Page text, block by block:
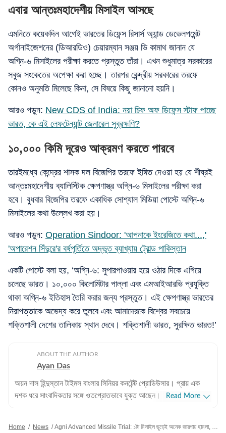
এবার আন্তঃমহাদেশীয় মিসাইল আসছে
এমনিতে কয়েকদিন আগেই ভারতের ডিফেন্স রিসার্স অ্যান্ড ডেভেলপমেন্ট
অর্গানাইজেশনের (ডিআরডিও) চেয়ারম্যান সঞ্জয় ভি কামাথ জানান যে
অগ্নি-৬ মিসাইলের পরীক্ষা করতে প্রস্তুত তাঁরা। এখন শুধুমাত্র সরকারের
সবুজ সংকেতের অপেক্ষা করা হচ্ছে। তারপর কেন্দ্রীয় সরকারের তরফে
কোনও অনুমতি মিলেছে কিনা, সে বিষয়ে কিছু জানানো হয়নি।
আরও পড়ুন: New CDS of India: নয়া চিফ অফ ডিফেন্স স্টাফ পাচ্ছে
ভারত, কে এই লেফটেন্যান্ট জেনারেল সুব্রহ্মণি?
১০,০০০ কিমি দূরেও আক্রমণ করতে পারবে
তারইমধ্যে কেন্দ্রের শাসক দল বিজেপির তরফে ইঙ্গিত দেওয়া হয় যে শীঘ্রই
আন্তঃমহাদেশীয় ব্যালিস্টিক ক্ষেপণাস্ত্র অগ্নি-৬ মিসাইলের পরীক্ষা করা
হবে। বুধবার বিজেপির তরফে একাধিক সোশ্যাল মিডিয়া পোস্টে অগ্নি-৬
মিসাইলের কথা উল্লেখ করা হয়।
আরও পড়ুন: Operation Sindoor: 'আপনাকে ইংরেজিতে কথা...,'
'অপারেশন সিঁদুরে'র বর্ষপূর্তিতে অদ্ভুত ব্যাখ্যায় ট্রোল্ড পাকিস্তান
একটি পোস্টে বলা হয়, ‘অগ্নি-৬: সুপারপাওয়ার হয়ে ওঠার দিকে এগিয়ে
চলেছে ভারত। ১০,০০০ কিলোমিটার পাল্লা এবং এমআইআরভি প্রযুক্তি
থাকা অগ্নি-৬ ইতিহাস তৈরি করার জন্য প্রস্তুত। এই ক্ষেপণাস্ত্র ভারতের
নিরাপত্তাকে অভেদ্য করে তুলবে এবং আমাদেরকে বিশ্বের সবচেয়ে
শক্তিশালী দেশের তালিকায় স্থান দেবে। শক্তিশালী ভারত, সুরক্ষিত ভারত!’
ABOUT THE AUTHOR
Ayan Das
অয়ন দাস হিন্দুস্তান টাইমস বাংলার সিনিয়র কনটেন্ট প্রোডিউসার। প্রায় এক
দশক ধরে সাংবাদিকতার সঙ্গে ওতপ্রোতভাবে যুক্ত আছেন। সাংবাদিক হিসেবে
Read More
Home / News / Agni Advanced Missile Trial: ১টা মিসাইল ছুড়েই অনেক জায়গায় হামলা, পরীক্ষা ভারতের, ওটাই দেখা গিয়েছে বাংলাদেশে?